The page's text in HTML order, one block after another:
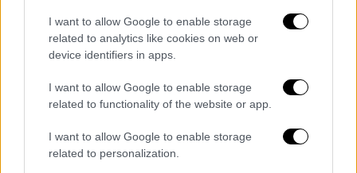
I want to allow Google to enable storage
related to analytics like cookies on web or
device identifiers in apps.
I want to allow Google to enable storage
related to functionality of the website or app.
I want to allow Google to enable storage
related to personalization.
Ο μάρτυρας, που στο παρελθόν έχει εργαστεί
για την Κιβωτό, είναι από τα πρόσωπα τους
ισχυρισμούς των οποίων θα
ενδελεχώςοι Εισαγγελείς Ανηλίκων που
ερευνούν την ενδεχόμενη διάπραξη των
αδικημάτων της κατάχρησης ανηλίκου σε
ασέλγεια, που διώκεται σε βαθμό
κακουργήματος και του πλημμελήματος της